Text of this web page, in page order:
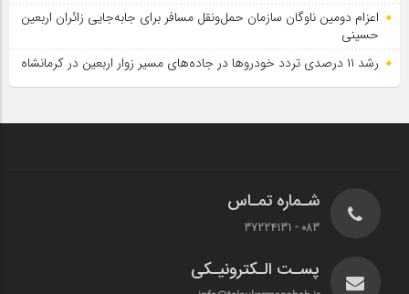
اعزام دومین ناوگان سازمان حمل‌ونقل مسافر برای جابه‌جایی زائران اربعین
حسینی
رشد ۱۱ درصدی تردد خودروها در جاده‌های مسیر زوار اربعین در کرمانشاه
شـماره تمـاس
083 - 37224131
پسـت الـکترونیـکی